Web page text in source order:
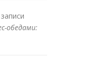
обедами: